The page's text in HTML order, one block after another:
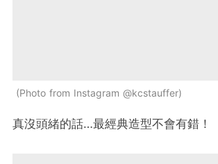
Photo from Instagram @kcstauffer
真沒頭緒的話…最經典造型不會有錯！